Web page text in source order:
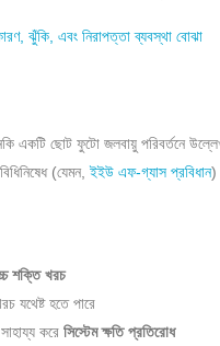
ঝুঁকি, এবং নিরাপত্তা ব্যবস্থা বোঝা
ছোট ফুটো জলবায়ু পরিবর্তনে
(যেমন,ইইউ এফ-গ্যাস প্রবিধান)
শক্তি খরচ
যথেষ্ট হতে পারে
করে সিস্টেম ক্ষতি প্রতিরোধ